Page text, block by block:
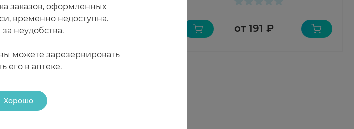
411 ₽ от 191 ₽
заказов, оформленных
временно недоступна.
неудобства.
можете зарезервировать
его в аптеке.
Хорошо